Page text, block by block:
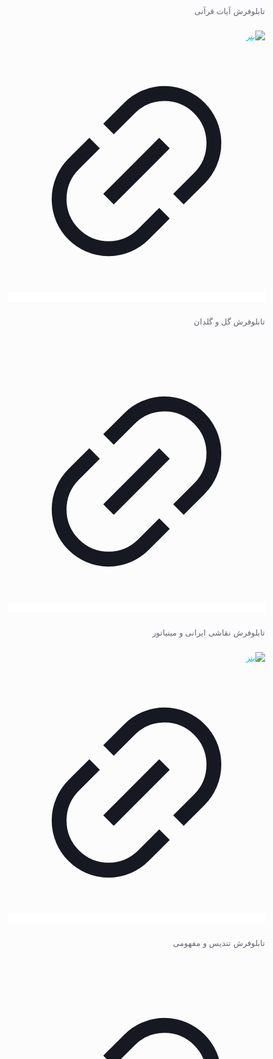
تابلوفرش آیات قرآنی
تابلوفرش گل و گلدان
تابلوفرش نقاشی ایرانی و مینیاتور
تابلوفرش تندیس و مفهومی